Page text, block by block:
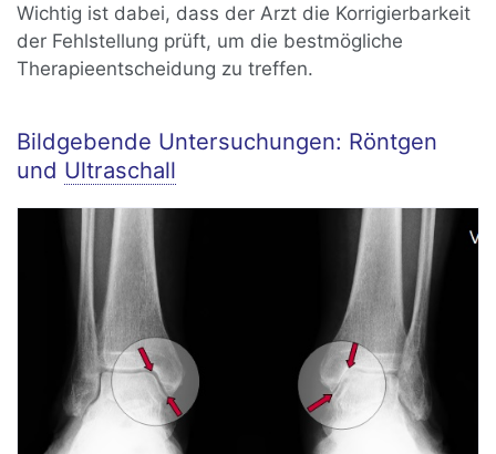
Wichtig ist dabei, dass der Arzt die Korrigierbarkeit
der Fehlstellung prüft, um die bestmögliche
Therapieentscheidung zu treffen.
Bildgebende Untersuchungen: Röntgen
und Ultraschall